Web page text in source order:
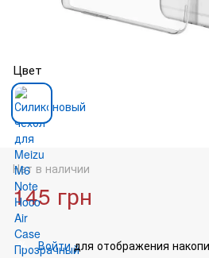
Цвет
Нет в наличии
145 грн
% Войтидля отображения